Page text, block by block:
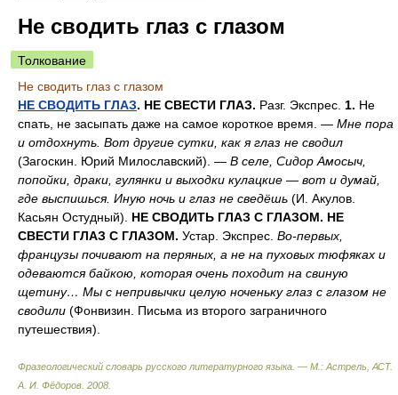
Не сводить глаз с глазом
Толкование
Не сводить глаз с глазом
НЕ СВОДИТЬ ГЛАЗ. НЕ СВЕСТИ ГЛАЗ. Разг. Экспрес. 1. Не
спать, не засыпать даже на самое короткое время. — Мне пора
и отдохнуть. Вот другие сутки, как я глаз не сводил
(Загоскин. Юрий Милославский). — В селе, Сидор Амосыч,
попойки, драки, гулянки и выходки кулацкие — вот и думай,
где выспишься. Иную ночь и глаз не сведёшь (И. Акулов.
Касьян Остудный). НЕ СВОДИТЬ ГЛАЗ С ГЛАЗОМ. НЕ
СВЕСТИ ГЛАЗ С ГЛАЗОМ. Устар. Экспрес. Во-первых,
французы почивают на перяных, а не на пуховых тюфяках и
одеваются байкою, которая очень походит на свиную
щетину… Мы с непривычки целую ноченьку глаз с глазом не
сводили (Фонвизин. Письма из второго заграничного
путешествия).
Фразеологический словарь русского литературного языка. — М.: Астрель, АСТ.
А. И. Фёдоров 2008